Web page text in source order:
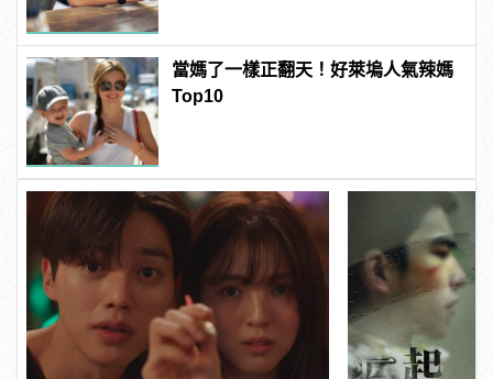
當媽了一樣正翻天！好萊塢人氣辣媽
Top10